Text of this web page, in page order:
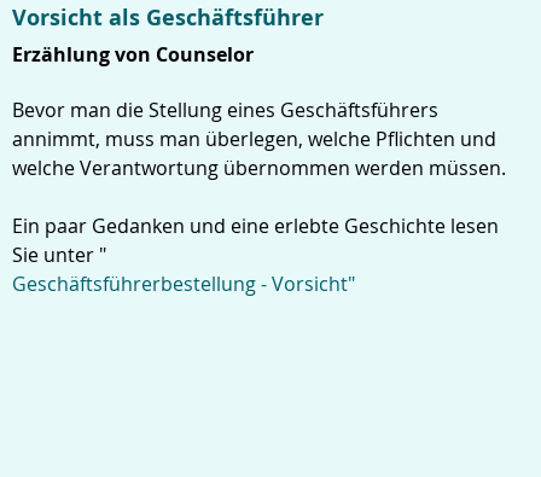
Vorsicht als Geschäftsführer
Erzählung von Counselor
Bevor man die Stellung eines Geschäftsführers
annimmt, muss man überlegen, welche Pflichten und
welche Verantwortung übernommen werden müssen.
Ein paar Gedanken und eine erlebte Geschichte lesen
Sie unter "
Geschäftsführerbestellung - Vorsicht"